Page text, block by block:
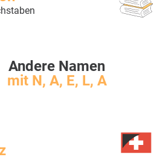
Andere Namen
mit N, A, E, L, A